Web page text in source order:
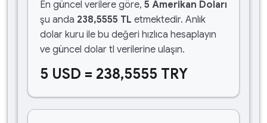
En güncel verilere göre, 5 Amerikan Doları
şu anda 238,5555 TL etmektedir. Anlık
dolar kuru ile bu değeri hızlıca hesaplayın
ve güncel dolar tl verilerine ulaşın.
5 USD = 238,5555 TRY